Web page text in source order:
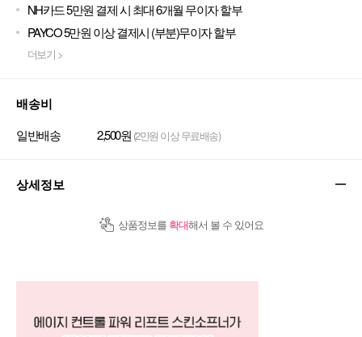
NH카드 5만원 결제 시 최대 6개월 무이자 할부
PAYCO 5만원 이상 결제시 (부분)무이자 할부
더보기 >
배송비
일반배송 2,500원 (2만원 이상 무료배송)
상세정보
상품정보를 확대해서 볼 수 있어요